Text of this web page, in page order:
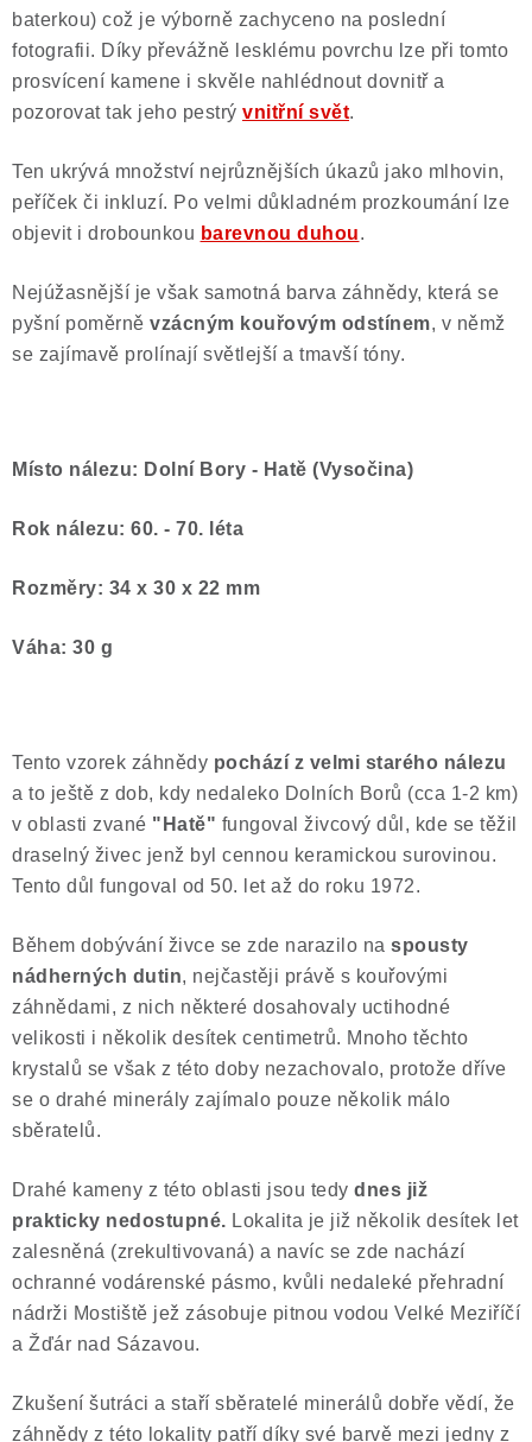
baterkou) což je výborně zachyceno na poslední
fotografii. Díky převážně lesklému povrchu lze při tomto
prosvícení kamene i skvěle nahlédnout dovnitř a
pozorovat tak jeho pestrý vnitřní svět.
Ten ukrývá množství nejrůznějších úkazů jako mlhovin,
peříček či inkluzí. Po velmi důkladném prozkoumání lze
objevit i drobounkou barevnou duhou.
Nejúžasnější je však samotná barva záhnědy, která se
pyšní poměrně vzácným kouřovým odstínem, v němž
se zajímavě prolínají světlejší a tmavší tóny.
Místo nálezu: Dolní Bory - Hatě (Vysočina)
Rok nálezu: 60. - 70. léta
Rozměry: 34 x 30 x 22 mm
Váha: 30 g
Tento vzorek záhnědy pochází z velmi starého nálezu
a to ještě z dob, kdy nedaleko Dolních Borů (cca 1-2 km)
v oblasti zvané "Hatě" fungoval živcový důl, kde se těžil
draselný živec jenž byl cennou keramickou surovinou.
Tento důl fungoval od 50. let až do roku 1972.
Během dobývání živce se zde narazilo na spousty
nádherných dutin, nejčastěji právě s kouřovými
záhnědami, z nich některé dosahovaly uctihodné
velikosti i několik desítek centimetrů. Mnoho těchto
krystalů se však z této doby nezachovalo, protože dříve
se o drahé minerály zajímalo pouze několik málo
sběratelů.
Drahé kameny z této oblasti jsou tedy dnes již
prakticky nedostupné. Lokalita je již několik desítek let
zalesněná (zrekultivovaná) a navíc se zde nachází
ochranné vodárenské pásmo, kvůli nedaleké přehradní
nádrži Mostiště jež zásobuje pitnou vodou Velké Meziříčí
a Žďár nad Sázavou.
Zkušení šutráci a staří sběratelé minerálů dobře vědí, že
záhnědy z této lokality patří díky své barvě mezi jedny z